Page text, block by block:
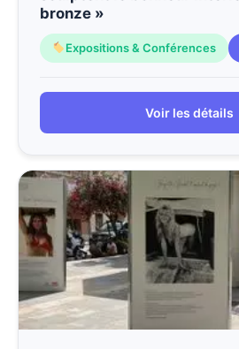
bronze »
Expositions & Conférences
Voir les détails